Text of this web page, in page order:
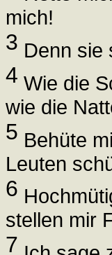
mich!
3 Denn sie
4 Wie die
wie die
5 Behüte
Leuten
6
stellen mir
7